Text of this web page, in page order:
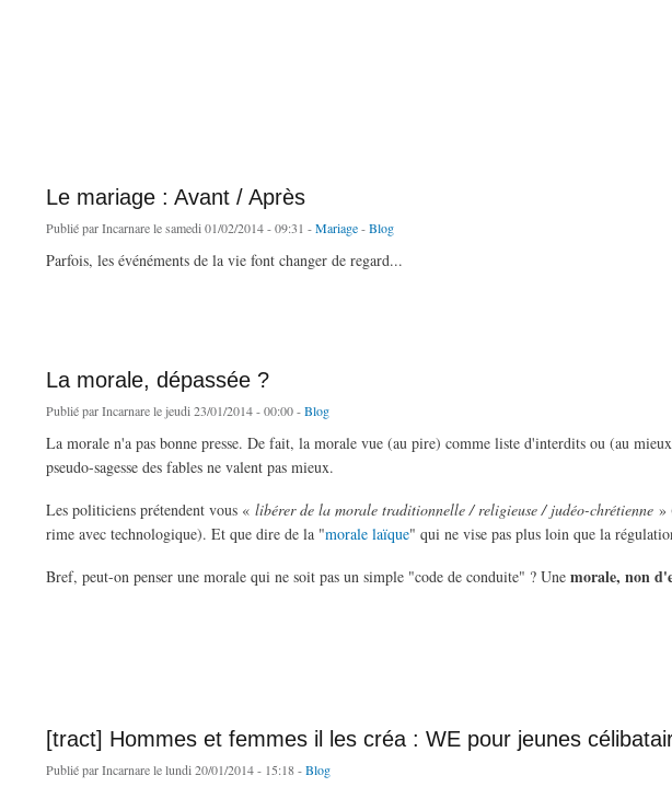
Le mariage : Avant / Après
Publié parIncarnarele samedi 01/02/2014 - 09:31 -Mariage-Blog
Parfois, les événéments de la vie font changer de regard...
La morale, dépassée ?
Publié parIncarnarele jeudi 23/01/2014 - 00:00 -Blog
La morale n'a pas bonne presse. De fait, la morale vue (au pire) comme liste d'interdits ou (au
pseudo-sagesse des fables ne valent pas mieux.
Les politiciens prétendent vous « libérer de la morale traditionnelle / religieuse / judéo-chrétienne »
rime avec technologique). Et que dire de la "morale laïque" qui ne vise pas plus loin que la
Bref, peut-on penser une morale qui ne soit pas un simple "code de conduite" ? Une morale, non
[tract] Hommes et femmes il les créa : WE pour jeunes
Publié parIncarnarele lundi 20/01/2014 - 15:18 -Blog